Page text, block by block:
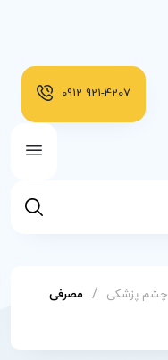
921-4207
0912
چشم پزشکی / مصرفی